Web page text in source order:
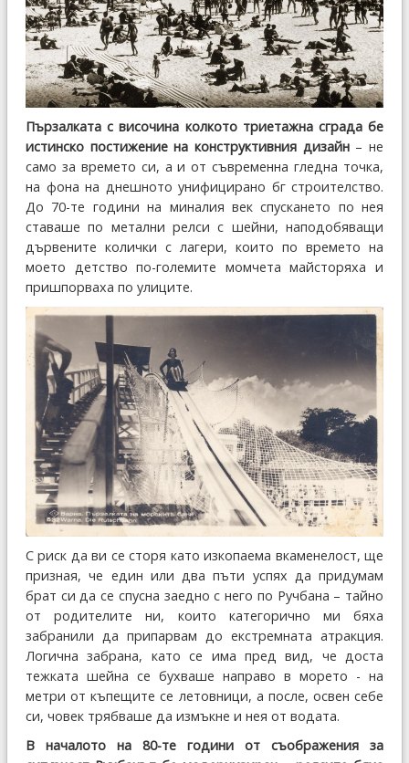
Пързалката с височина колкото триетажна сграда бе
истинско постижение на конструктивния дизайн– не
само за времето си, а и от съвременна гледна точка,
на фона на днешното унифицирано бг строителство.
До 70-те години на миналия век спускането по нея
ставаше по метални релси с шейни, наподобяващи
дървените колички с лагери, които по времето на
моето детство по-големите момчета майсторяха и
пришпорваха по улиците.
С риск да ви се сторя като изкопаема вкаменелост, ще
призная, че един или два пъти успях да придумам
брат си да се спусна заедно с него по Ручбана – тайно
от родителите ни, които категорично ми бяха
забранили да припарвам до екстремната атракция.
Логична забрана, като се има пред вид, че доста
тежката шейна се бухваше направо в морето - на
метри от къпещите се летовници, а после, освен себе
си, човек трябваше да измъкне и нея от водата.
В началото на 80-те години от съображения за